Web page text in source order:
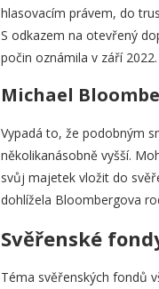
hlasovacím právem, do
S odkazem na otevřený
počin oznámila v září 2022.
Michael
Vypadá to, že podobným
několikanásobně vyšší.
svůj majetek vložit do
dohlížela Bloombergova
Svěřenské
Téma svěřenských fondů